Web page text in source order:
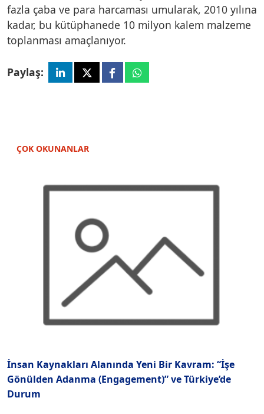
fazla çaba ve para harcaması umularak, 2010 yılına
kadar, bu kütüphanede 10 milyon kalem malzeme
toplanması amaçlanıyor.
Paylaş:
ÇOK OKUNANLAR
İnsan Kaynakları Alanında Yeni Bir Kavram: “İşe
Gönülden Adanma (Engagement)” ve Türkiye’de
Durum